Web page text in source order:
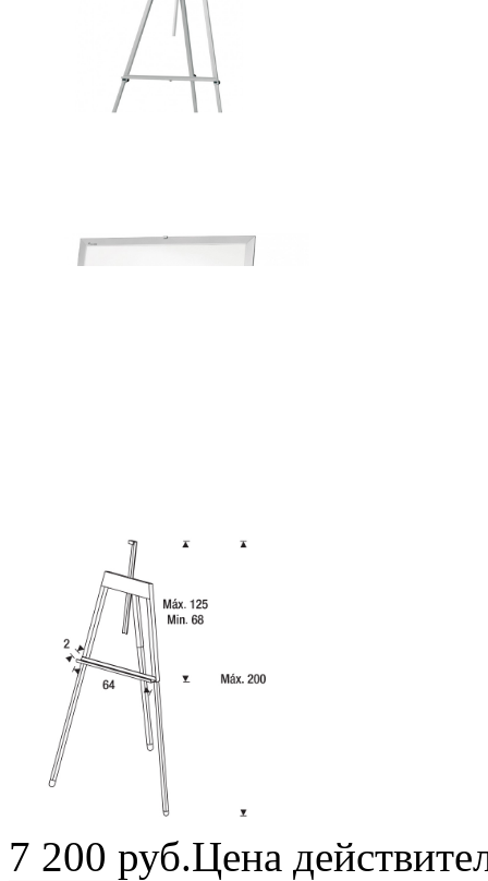
7 200 руб.Цена